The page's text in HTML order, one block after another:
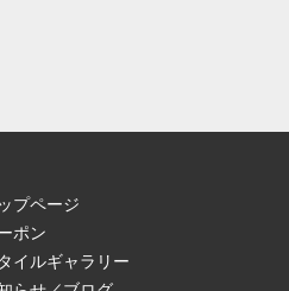
プページ
ポン
イルギャラリー